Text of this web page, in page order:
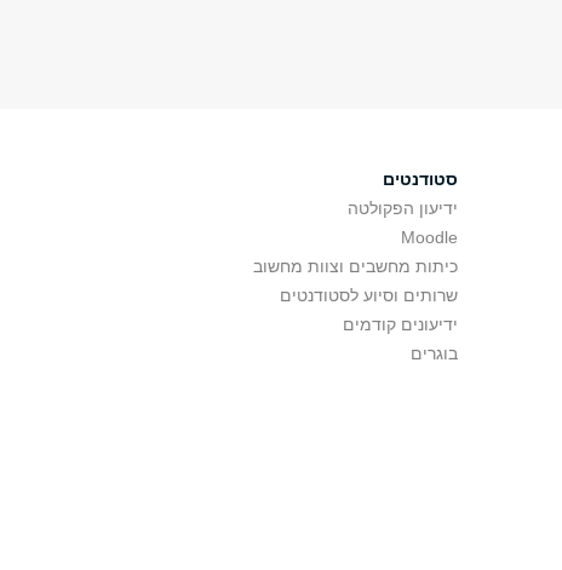
סטודנטים
ידיעון הפקולטה
Moodle
כיתות מחשבים וצוות מחשוב
שרותים וסיוע לסטודנטים
ידיעונים קודמים
בוגרים